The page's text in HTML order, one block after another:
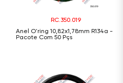
RC.350.019
Anel O'ring 10,82x1,78mm R134a -
Pacote Com 50 Pçs